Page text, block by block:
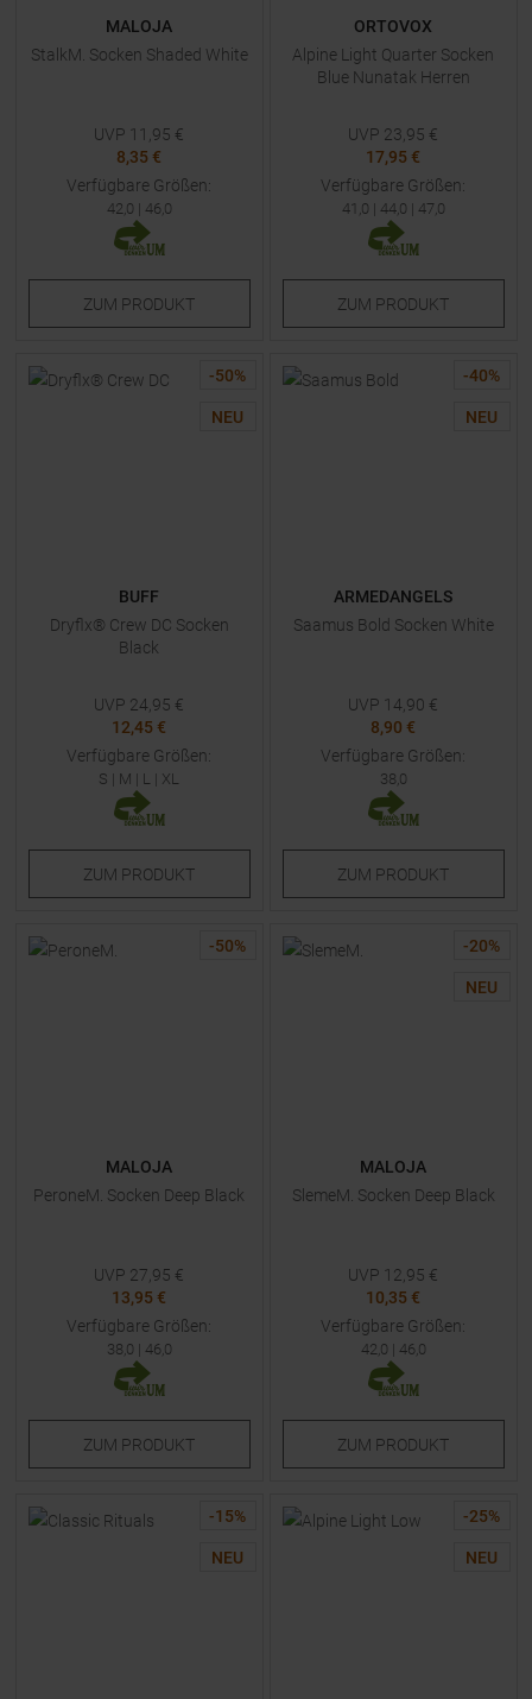
MALOJA
StalkM. Socken Shaded White
UVP 11,95 €
8,35 €
Verfügbare Größen:
42,0 | 46,0
ZUM PRODUKT
ORTOVOX
Alpine Light Quarter Socken
Blue Nunatak Herren
UVP 23,95 €
17,95 €
Verfügbare Größen:
41,0 | 44,0 | 47,0
ZUM PRODUKT
-50%
NEU
BUFF
Dryflx® Crew DC Socken
Black
UVP 24,95 €
12,45 €
Verfügbare Größen:
S | M | L | XL
ZUM PRODUKT
-40%
NEU
ARMEDANGELS
Saamus Bold Socken White
UVP 14,90 €
8,90 €
Verfügbare Größen:
38,0
ZUM PRODUKT
-50%
MALOJA
PeroneM. Socken Deep Black
UVP 27,95 €
13,95 €
Verfügbare Größen:
38,0 | 46,0
ZUM PRODUKT
-20%
NEU
MALOJA
SlemeM. Socken Deep Black
UVP 12,95 €
10,35 €
Verfügbare Größen:
42,0 | 46,0
ZUM PRODUKT
-15%
NEU
-25%
NEU